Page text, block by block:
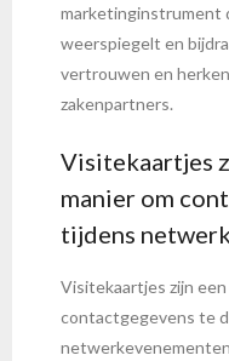
marketinginstrument
weerspiegelt en
vertrouwen en
zakenpartners.
Visitekaartjes
manier om
tijdens
Visitekaartjes zijn
contactgegevens te